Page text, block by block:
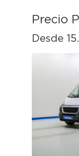
Precio
Desde